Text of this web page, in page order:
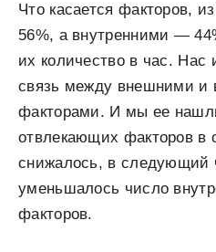
Что касается факторов,
56%, а внутренними —
их количество в час. Нас
связь между внешними и
факторами. И мы ее
отвлекающих факторов в
снижалось, в следующий
уменьшалось число
факторов.